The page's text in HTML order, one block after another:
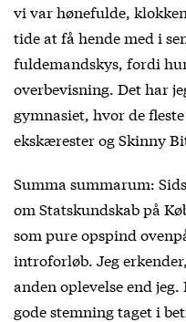
vi var hønefulde,
tide at få hende med i
fuldemandskys, fordi
overbevisning. Det har
gymnasiet, hvor de
ekskærester og Skinny
Summa summarum:
om Statskundskab på
som pure opspind
introforløb. Jeg
anden oplevelse end
gode stemning taget i